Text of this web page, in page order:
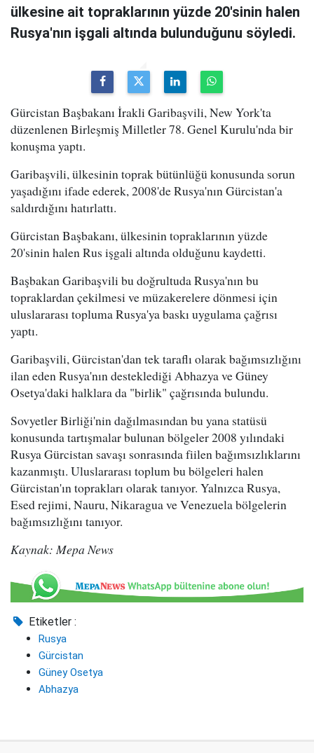
ülkesine ait topraklarının yüzde 20'sinin halen
Rusya'nın işgali altında bulunduğunu söyledi.
Gürcistan Başbakanı İrakli Garibaşvili, New York'ta
düzenlenen Birleşmiş Milletler 78. Genel Kurulu'nda bir
konuşma yaptı.
Garibaşvili, ülkesinin toprak bütünlüğü konusunda sorun
yaşadığını ifade ederek, 2008'de Rusya'nın Gürcistan'a
saldırdığını hatırlattı.
Gürcistan Başbakanı, ülkesinin topraklarının yüzde
20'sinin halen Rus işgali altında olduğunu kaydetti.
Başbakan Garibaşvili bu doğrultuda Rusya'nın bu
topraklardan çekilmesi ve müzakerelere dönmesi için
uluslararası topluma Rusya'ya baskı uygulama çağrısı
yaptı.
Garibaşvili, Gürcistan'dan tek taraflı olarak bağımsızlığını
ilan eden Rusya'nın desteklediği Abhazya ve Güney
Osetya'daki halklara da "birlik" çağrısında bulundu.
Sovyetler Birliği'nin dağılmasından bu yana statüsü
konusunda tartışmalar bulunan bölgeler 2008 yılındaki
Rusya Gürcistan savaşı sonrasında fiilen bağımsızlıklarını
kazanmıştı. Uluslararası toplum bu bölgeleri halen
Gürcistan'ın toprakları olarak tanıyor. Yalnızca Rusya,
Esed rejimi, Nauru, Nikaragua ve Venezuela bölgelerin
bağımsızlığını tanıyor.
Kaynak: Mepa News
Etiketler :
Rusya
Gürcistan
Güney Osetya
Abhazya